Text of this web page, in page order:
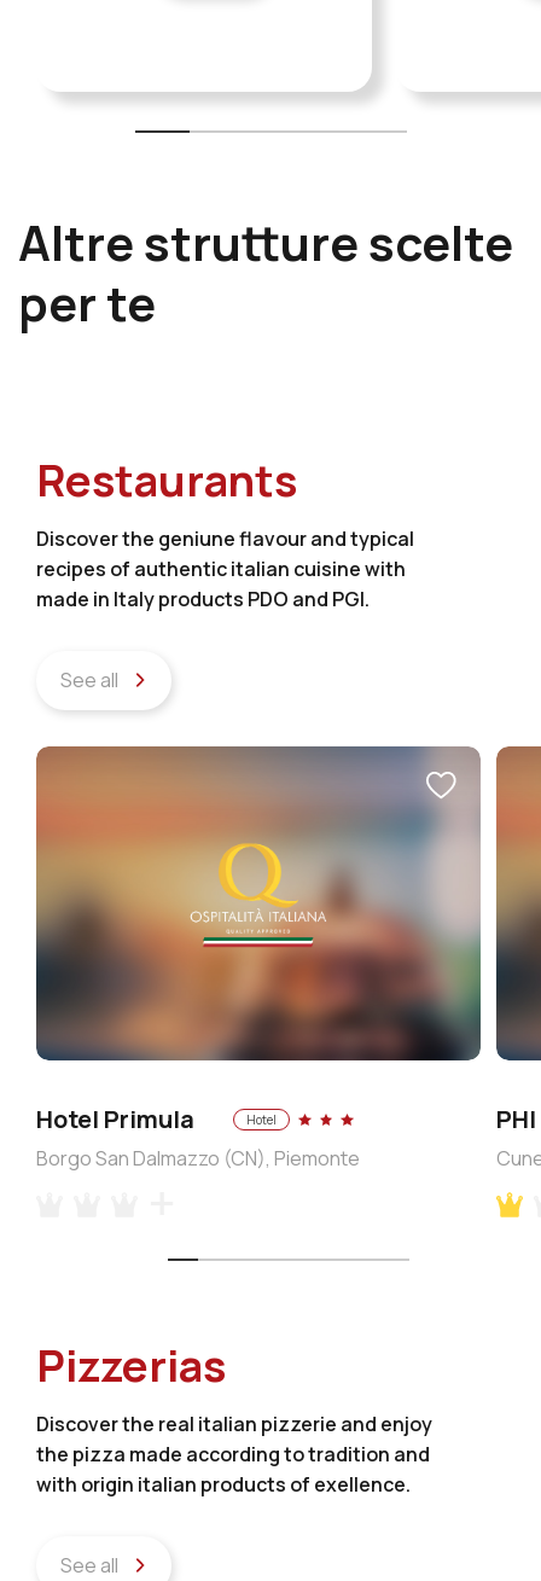
Altre strutture scelte
per te
Restaurants
Discover the geniune flavour and typical
recipes of authentic italian cuisine with
made in Italy products PDO and PGI.
See all
Hotel Primula Hotel
Borgo San Dalmazzo (CN), Piemonte
Pizzerias
Discover the real italian pizzerie and enjoy
the pizza made according to tradition and
with origin italian products of exellence.
See all